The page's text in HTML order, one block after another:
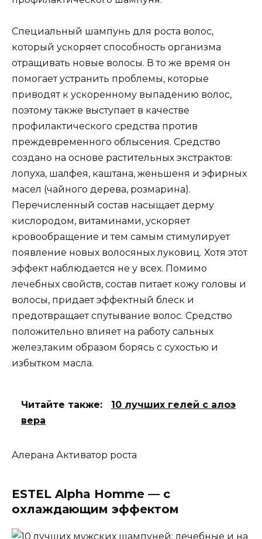
Специальный шампунь для роста волос,
который ускоряет способность организма
отращивать новые волосы. В то же время он
помогает устранить проблемы, которые
приводят к ускоренному выпадению волос,
поэтому также выступает в качестве
профилактического средства против
преждевременного облысения. Средство
создано на основе растительных экстрактов:
лопуха, шалфея, каштана, женьшеня и эфирных
масел (чайного дерева, розмарина).
Перечисленный состав насыщает дерму
кислородом, витаминами, ускоряет
кровообращение и тем самым стимулирует
появление новых волосяных луковиц. Хотя этот
эффект наблюдается не у всех. Помимо
лечебных свойств, состав питает кожу головы и
волосы, придает эффектный блеск и
предотвращает спутывание волос. Средство
положительно влияет на работу сальных
желез,таким образом борясь с сухостью и
избытком масла.
Читайте также:
10 лучших гелей с алоэ
вера
Алерана Активатор роста
ESTEL Alpha Homme — с
охлаждающим эффектом